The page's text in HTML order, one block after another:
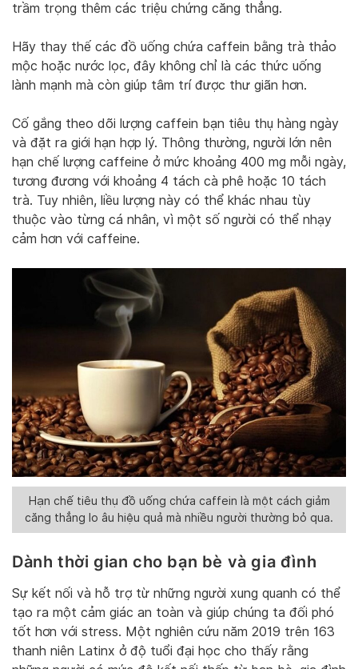
trầm trọng thêm các triệu chứng căng thẳng.
Hãy thay thế các đồ uống chứa caffein bằng trà thảo
mộc hoặc nước lọc, đây không chỉ là các thức uống
lành mạnh mà còn giúp tâm trí được thư giãn hơn.
Cố gắng theo dõi lượng caffein bạn tiêu thụ hàng ngày
và đặt ra giới hạn hợp lý. Thông thường, người lớn nên
hạn chế lượng caffeine ở mức khoảng 400 mg mỗi ngày,
tương đương với khoảng 4 tách cà phê hoặc 10 tách
trà. Tuy nhiên, liều lượng này có thể khác nhau tùy
thuộc vào từng cá nhân, vì một số người có thể nhạy
cảm hơn với caffeine.
Hạn chế tiêu thụ đồ uống chứa caffein là một cách giảm
căng thẳng lo âu hiệu quả mà nhiều người thường bỏ qua.
Dành thời gian cho bạn bè và gia đình
Sự kết nối và hỗ trợ từ những người xung quanh có thể
tạo ra một cảm giác an toàn và giúp chúng ta đối phó
tốt hơn với stress. Một nghiên cứu năm 2019 trên 163
thanh niên Latinx ở độ tuổi đại học cho thấy rằng